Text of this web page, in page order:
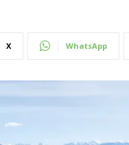
X WhatsApp